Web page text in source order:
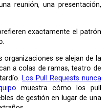
reunión, una presentación,
a colas de ramas, teatro de
Los Pull Requests nunca
muestra cómo los pull
de gestión en lugar de una